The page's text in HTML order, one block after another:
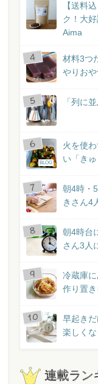
【送料
ク！大
Aima
材料3つ
やりお
「列に
BLOG
火を使
い「き
朝4時・
きさん4
朝4時台
さん3人
冷蔵庫
作り置
早起き
楽しく
連載ラン